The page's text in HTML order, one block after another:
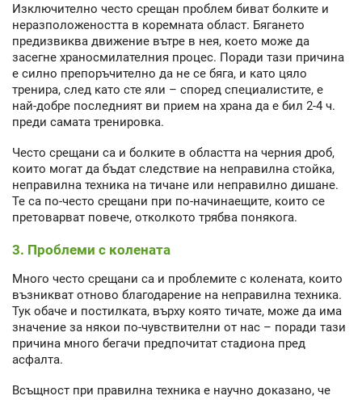
Изключително често срещан проблем биват болките и
неразположеността в коремната област. Бягането
предизвиква движение вътре в нея, което може да
засегне храносмилателния процес. Поради тази причина
е силно препоръчително да не се бяга, и като цяло
тренира, след като сте яли – според специалистите, е
най-добре последният ви прием на храна да е бил 2-4 ч.
преди самата тренировка.
Често срещани са и болките в областта на черния дроб,
които могат да бъдат следствие на неправилна стойка,
неправилна техника на тичане или неправилно дишане.
Те са по-често срещани при по-начинаещите, които се
претоварват повече, отколкото трябва понякога.
3. Проблеми с колената
Много често срещани са и проблемите с колената, които
възникват отново благодарение на неправилна техника.
Тук обаче и постилката, върху която тичате, може да има
значение за някои по-чувствителни от нас – поради тази
причина много бегачи предпочитат стадиона пред
асфалта.
Всъщност при правилна техника е научно доказано, че